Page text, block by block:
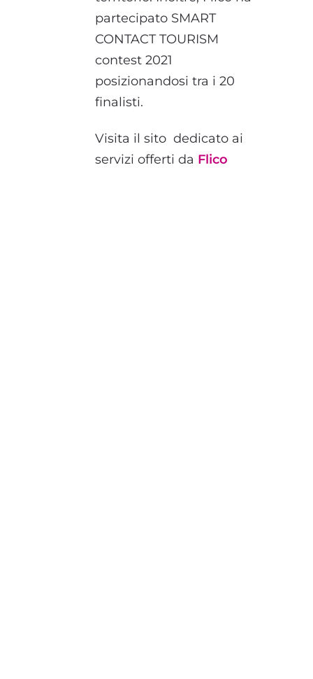
partecipato SMART
CONTACT TOURISM
contest 2021
posizionandosi tra i 20
finalisti.
Visita il sito dedicato ai
servizi offerti da Flico